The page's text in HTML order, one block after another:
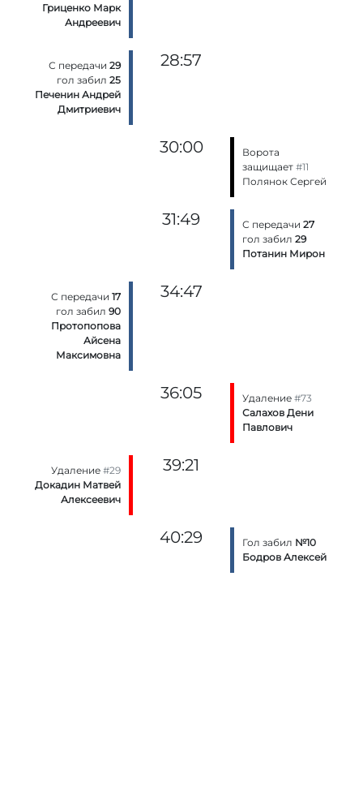
Гриценко Марк
Андреевич
С передачи29
гол забил25
Печенин Андрей
Дмитриевич
28:57
30:00
Ворота
защищает #11
Полянок Сергей
31:49 С передачи 27
гол забил 29
Потанин Мирон
С передачи17
гол забил90
Протопопова
Айсена
Максимовна
34:47
36:05 Удаление #73
Салахов Дени
Павлович
Удаление#29
Докадин Матвей
Алексеевич
39:21
40:29 Гол забил №10
Бодров Алексей